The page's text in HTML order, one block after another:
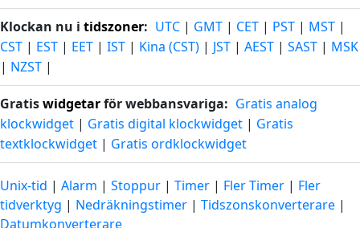
Klockan nu i tidszoner: UTC | GMT | CET | PST | MST |
CST | EST | EET | IST | Kina (CST) | JST | AEST | SAST | MSK
| NZST |
Gratiswidgetarför webbansvariga: Gratis analog
klockwidget | Gratis digital klockwidget | Gratis
textklockwidget | Gratis ordklockwidget
Unix-tid | Alarm | Stoppur | Timer | Fler Timer | Fler
tidverktyg | Nedräkningstimer | Tidszonskonverterare |
Datumkonverterare